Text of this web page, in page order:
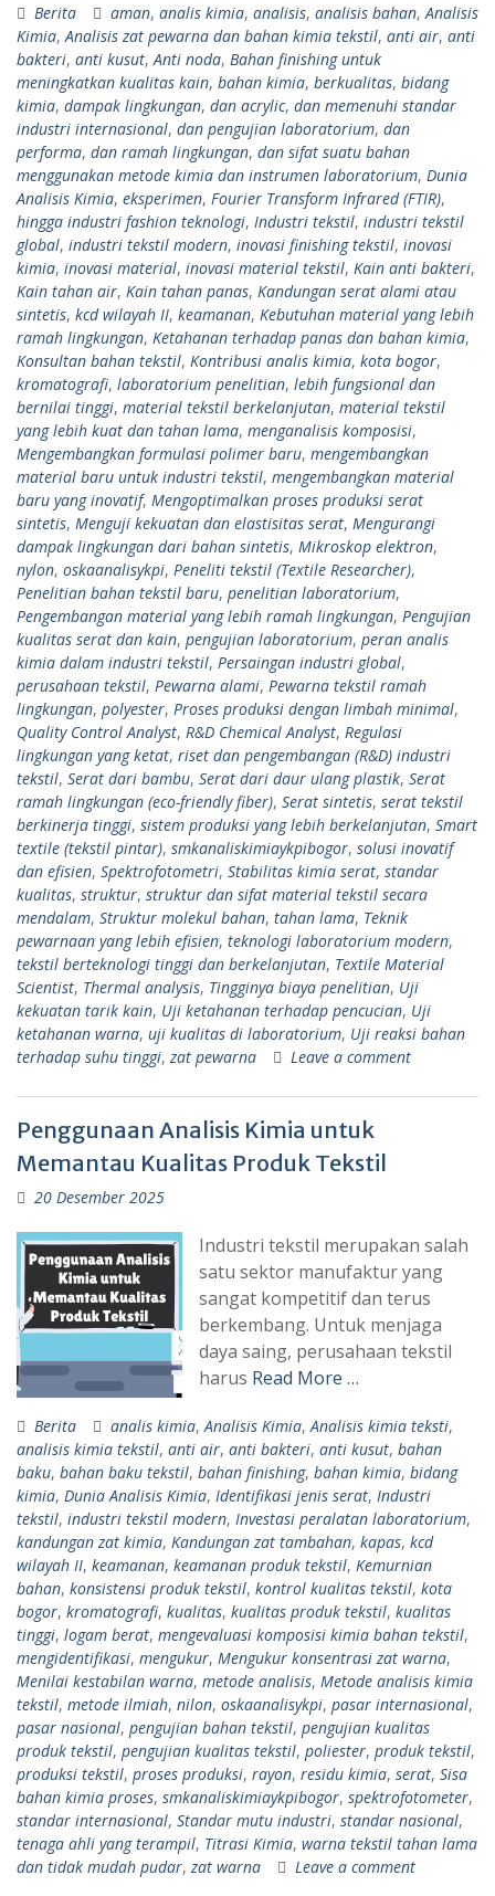
Berita aman, analis kimia, analisis, analisis bahan, Analisis
Kimia, Analisis zat pewarna dan bahan kimia tekstil, anti air, anti
bakteri, anti kusut, Anti noda, Bahan finishing untuk
meningkatkan kualitas kain, bahan kimia, berkualitas, bidang
kimia, dampak lingkungan, dan acrylic, dan memenuhi standar
industri internasional, dan pengujian laboratorium, dan
performa, dan ramah lingkungan, dan sifat suatu bahan
menggunakan metode kimia dan instrumen laboratorium, Dunia
Analisis Kimia, eksperimen, Fourier Transform Infrared (FTIR),
hingga industri fashion teknologi, Industri tekstil, industri tekstil
global, industri tekstil modern, inovasi finishing tekstil, inovasi
kimia, inovasi material, inovasi material tekstil, Kain anti bakteri,
Kain tahan air, Kain tahan panas, Kandungan serat alami atau
sintetis, kcd wilayah II, keamanan, Kebutuhan material yang lebih
ramah lingkungan, Ketahanan terhadap panas dan bahan kimia,
Konsultan bahan tekstil, Kontribusi analis kimia, kota bogor,
kromatografi, laboratorium penelitian, lebih fungsional dan
bernilai tinggi, material tekstil berkelanjutan, material tekstil
yang lebih kuat dan tahan lama, menganalisis komposisi,
Mengembangkan formulasi polimer baru, mengembangkan
material baru untuk industri tekstil, mengembangkan material
baru yang inovatif, Mengoptimalkan proses produksi serat
sintetis, Menguji kekuatan dan elastisitas serat, Mengurangi
dampak lingkungan dari bahan sintetis, Mikroskop elektron,
nylon, oskaanalisykpi, Peneliti tekstil (Textile Researcher),
Penelitian bahan tekstil baru, penelitian laboratorium,
Pengembangan material yang lebih ramah lingkungan, Pengujian
kualitas serat dan kain, pengujian laboratorium, peran analis
kimia dalam industri tekstil, Persaingan industri global,
perusahaan tekstil, Pewarna alami, Pewarna tekstil ramah
lingkungan, polyester, Proses produksi dengan limbah minimal,
Quality Control Analyst, R&D Chemical Analyst, Regulasi
lingkungan yang ketat, riset dan pengembangan (R&D) industri
tekstil, Serat dari bambu, Serat dari daur ulang plastik, Serat
ramah lingkungan (eco-friendly fiber), Serat sintetis, serat tekstil
berkinerja tinggi, sistem produksi yang lebih berkelanjutan, Smart
textile (tekstil pintar), smkanaliskimiaykpibogor, solusi inovatif
dan efisien, Spektrofotometri, Stabilitas kimia serat, standar
kualitas, struktur, struktur dan sifat material tekstil secara
mendalam, Struktur molekul bahan, tahan lama, Teknik
pewarnaan yang lebih efisien, teknologi laboratorium modern,
tekstil berteknologi tinggi dan berkelanjutan, Textile Material
Scientist, Thermal analysis, Tingginya biaya penelitian, Uji
kekuatan tarik kain, Uji ketahanan terhadap pencucian, Uji
ketahanan warna, uji kualitas di laboratorium, Uji reaksi bahan
terhadap suhu tinggi, zat pewarna Leave a comment
Penggunaan Analisis Kimia untuk
Memantau Kualitas Produk Tekstil
20 Desember 2025
Industri tekstil merupakan salah
satu sektor manufaktur yang
sangat kompetitif dan terus
berkembang. Untuk menjaga
daya saing, perusahaan tekstil
harus Read More …
Berita analis kimia, Analisis Kimia, Analisis kimia teksti,
analisis kimia tekstil, anti air, anti bakteri, anti kusut, bahan
baku, bahan baku tekstil, bahan finishing, bahan kimia, bidang
kimia, Dunia Analisis Kimia, Identifikasi jenis serat, Industri
tekstil, industri tekstil modern, Investasi peralatan laboratorium,
kandungan zat kimia, Kandungan zat tambahan, kapas, kcd
wilayah II, keamanan, keamanan produk tekstil, Kemurnian
bahan, konsistensi produk tekstil, kontrol kualitas tekstil, kota
bogor, kromatografi, kualitas, kualitas produk tekstil, kualitas
tinggi, logam berat, mengevaluasi komposisi kimia bahan tekstil,
mengidentifikasi, mengukur, Mengukur konsentrasi zat warna,
Menilai kestabilan warna, metode analisis, Metode analisis kimia
tekstil, metode ilmiah, nilon, oskaanalisykpi, pasar internasional,
pasar nasional, pengujian bahan tekstil, pengujian kualitas
produk tekstil, pengujian kualitas tekstil, poliester, produk tekstil,
produksi tekstil, proses produksi, rayon, residu kimia, serat, Sisa
bahan kimia proses, smkanaliskimiaykpibogor, spektrofotometer,
standar internasional, Standar mutu industri, standar nasional,
tenaga ahli yang terampil, Titrasi Kimia, warna tekstil tahan lama
dan tidak mudah pudar, zat warna Leave a comment